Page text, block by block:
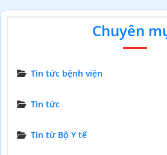
Chuyên
Tin tức bệnh viện
Tin tức
Tin từ Bộ Y tế